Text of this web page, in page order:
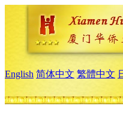
English 简体中文 繁體中文